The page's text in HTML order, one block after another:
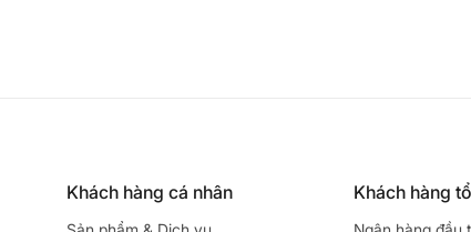
Khách hàng cá nhân Khách hàng